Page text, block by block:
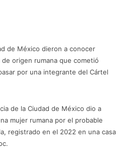
de México dieron a conocer
origen rumana que cometió
por una integrante del Cártel
de la Ciudad de México dio a
mujer rumana por el probable
registrado en el 2022 en una casa